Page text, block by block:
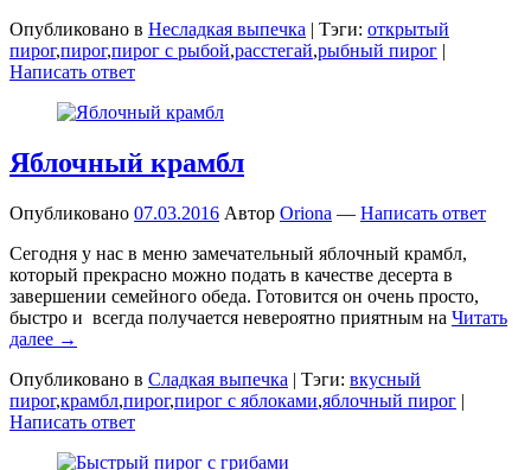
Опубликовано в Несладкая выпечка | Тэги: открытый
пирог,пирог,пирог с рыбой,расстегай,рыбный пирог |
Написать ответ
Яблочный крамбл
Опубликовано 07.03.2016 Автор Oriona — Написать ответ
Сегодня у нас в меню замечательный яблочный крамбл,
который прекрасно можно подать в качестве десерта в
завершении семейного обеда. Готовится он очень просто,
быстро и всегда получается невероятно приятным на Читать
далее →
Опубликовано в Сладкая выпечка | Тэги: вкусный
пирог,крамбл,пирог,пирог с яблоками,яблочный пирог |
Написать ответ